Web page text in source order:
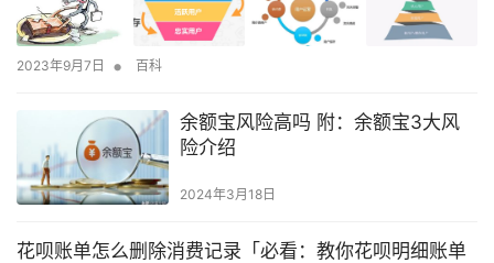
2023年9月7日 • 百科
余额宝风险高吗 附：余额宝3大风
险介绍
2024年3月18日
花呗账单怎么删除消费记录「必看：教你花呗明细账单